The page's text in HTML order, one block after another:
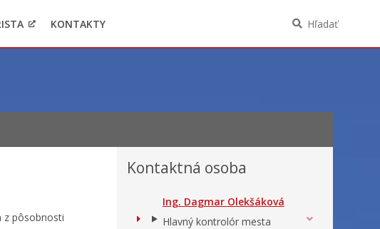
majetkových pomerov verejného funkcionára
LevočaKONTAKTY Hľadať
z pôsobnosti
Kontaktná osoba
Ing. Dagmar Olekšáková
Hlavný kontrolór mesta